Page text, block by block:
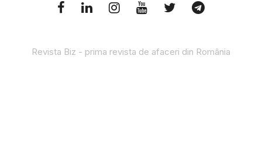
Revista Biz - prima revista de afaceri din România